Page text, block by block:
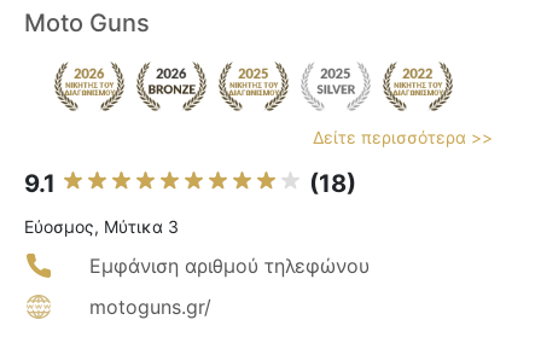
Moto Guns
Δείτε περισσότερα >>
9.1 (18)
Εύοσμος, Μύτικα 3
Εμφάνιση αριθμού τηλεφώνου
motoguns.gr/